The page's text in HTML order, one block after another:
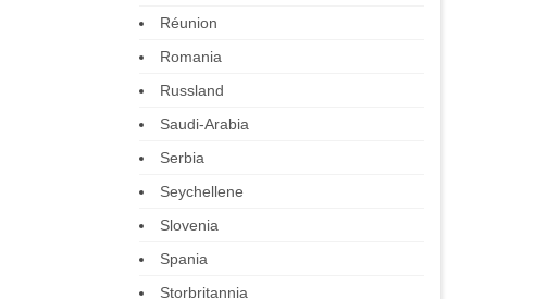
Réunion
Romania
Russland
Saudi-Arabia
Serbia
Seychellene
Slovenia
Spania
Storbritannia